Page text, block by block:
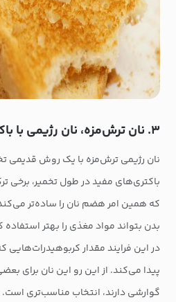
۳. نان ترش‌مزه، نان رژیمی با باکتری‌های مفید
نان رژیمی ترش‌مزه با یک روش قدیمی
باکتری‌های مفید در طول تخمیر، برخی
که همین امر هضم نان را ساده‌تر
بدن بتواند مواد مغذی را بهتر استفاده
در این فرایند مقدار
پیدا می‌کند. از این رو این نان برای
گوارشی دارند، انتخاب مناسب‌تری است.